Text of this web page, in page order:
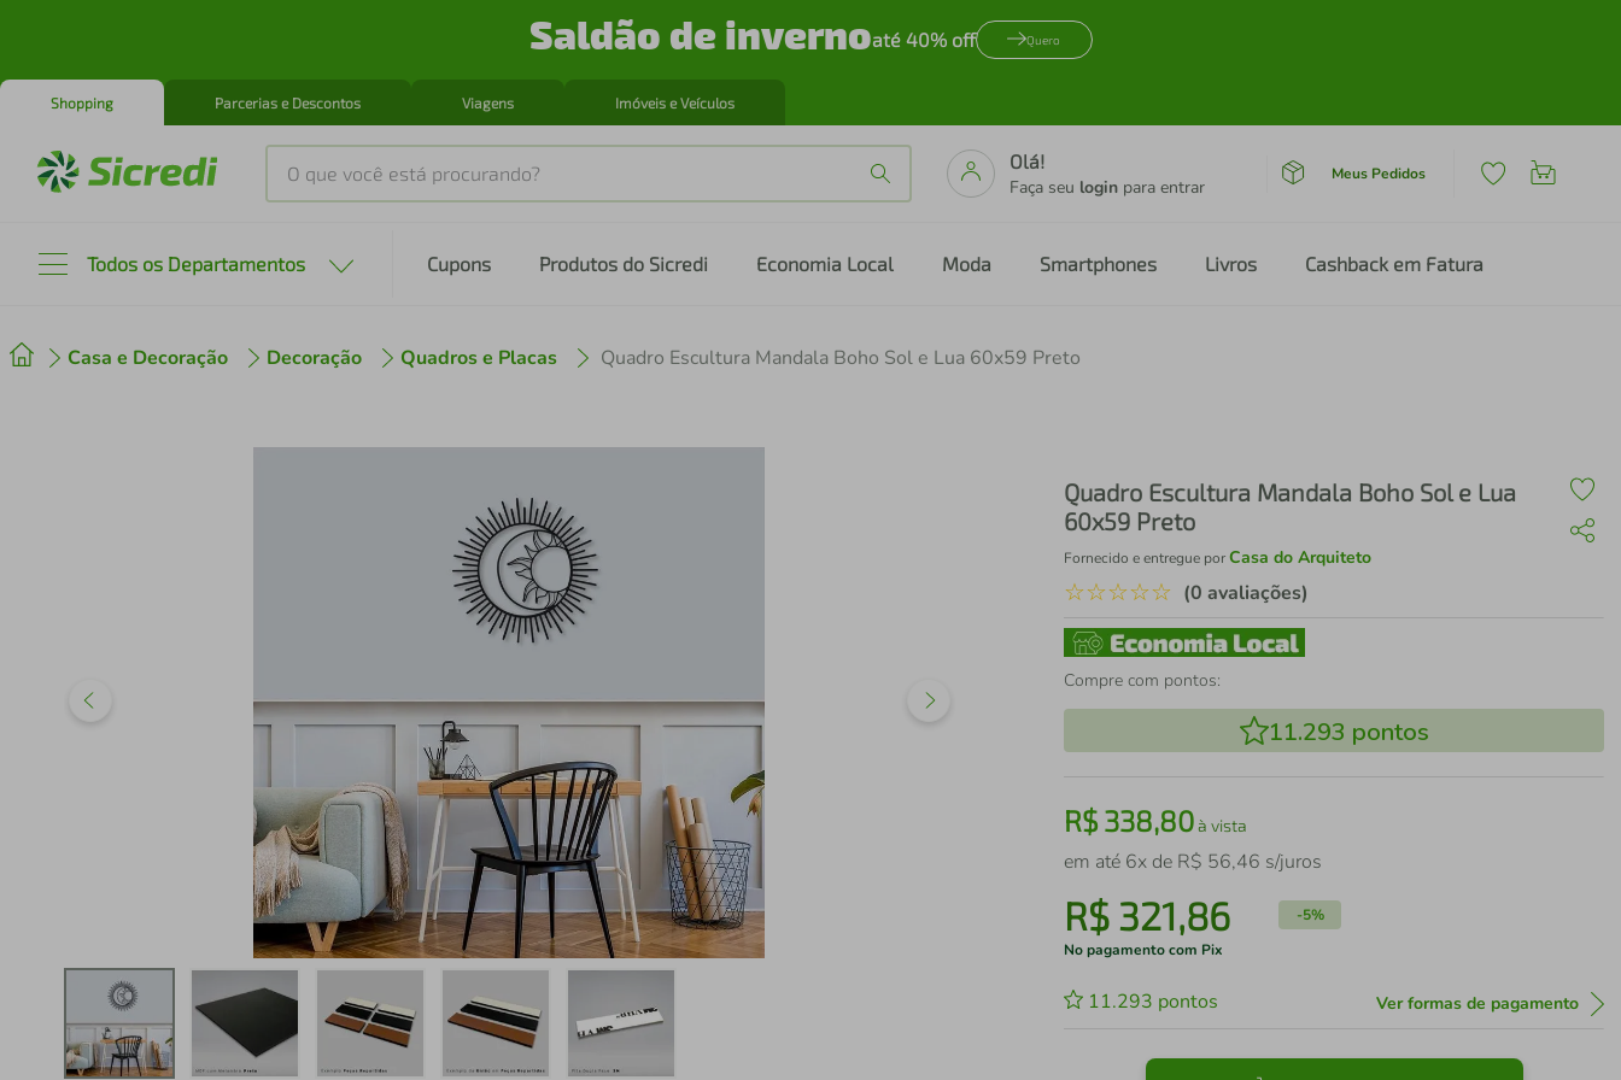
Saldão de invernoaté 40% off Quero
Shopping Parcerias e Descontos Viagens Imóveis e Veículos
O que você está procurando?
Olá!
Faça seu login para entrar
Meus Pedidos
Todos os Departamentos Cupons Produtos do Sicredi Economia Local Moda Smartphones Livros Cashback em Fatura
Casa e Decoração Decoração Quadros e Placas Quadro Escultura Mandala Boho Sol e Lua 60x59 Preto
Quadro Escultura Mandala Boho Sol e Lua
60x59 Preto
Fornecido e entregue porCasa do Arquiteto
☆☆☆☆☆ (0 avaliações)
Compre com pontos:
11.293 pontos
R$338,80à vista
em até 6x de R$ 56,46 s/juros
R$ 321,86 -5%
No pagamento com Pix
11.293 pontos Ver formas de pagamento
º cafeteira